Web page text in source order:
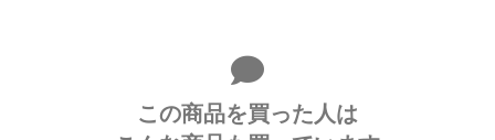
この商品を買った人は